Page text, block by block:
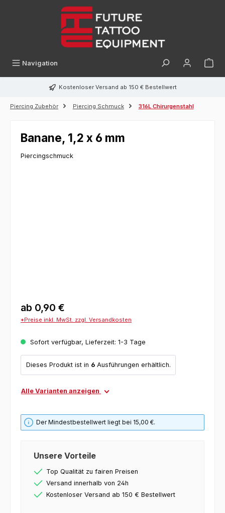
Navigation
Kostenloser Versand ab 150 € Bestellwert
Piercing Zubehör Piercing Schmuck 316L Chirurgenstahl
Banane, 1,2 x 6 mm
Piercingschmuck
ab 0,90 €
*Preise inkl. MwSt. zzgl. Versandkosten
Sofort verfügbar, Lieferzeit: 1-3 Tage
Dieses Produkt ist in 6Ausführungen erhältlich.
Alle Varianten anzeigen
Der Mindestbestellwert liegt bei 15,00 €.
Unsere Vorteile
Top Qualität zu fairen Preisen
Versand innerhalb von 24h
Kostenloser Versand ab 150 € Bestellwert